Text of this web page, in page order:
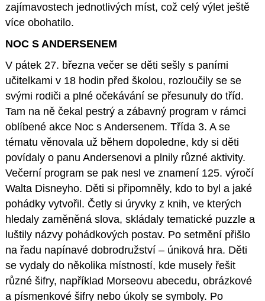
zajímavostech jednotlivých míst, což celý výlet ještě
více obohatilo.
NOC S ANDERSENEM
V pátek 27. března večer se děti sešly s paními
učitelkami v 18 hodin před školou, rozloučily se se
svými rodiči a plné očekávání se přesunuly do tříd.
Tam na ně čekal pestrý a zábavný program v rámci
oblíbené akce Noc s Andersenem. Třída 3. A se
tématu věnovala už během dopoledne, kdy si děti
povídaly o panu Andersenovi a plnily různé aktivity.
Večerní program se pak nesl ve znamení 125. výročí
Walta Disneyho. Děti si připomněly, kdo to byl a jaké
pohádky vytvořil. Četly si úryvky z knih, ve kterých
hledaly zaměněná slova, skládaly tematické puzzle a
luštily názvy pohádkových postav. Po setmění přišlo
na řadu napínavé dobrodružství – úniková hra. Děti
se vydaly do několika místností, kde musely řešit
různé šifry, například Morseovu abecedu, obrázkové
a písmenkové šifry nebo úkoly se symboly. Po